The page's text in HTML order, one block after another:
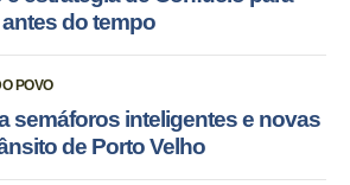
do tempo
POVO
semáforos inteligentes e novas
de Porto Velho